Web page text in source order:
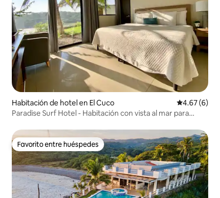
Habitación de hotel en El Cuco Calificación
4.67 (6)
Paradise Surf Hotel - Habitación con vista al mar para
Favorito entre huéspedes
Favorito entre huéspedes